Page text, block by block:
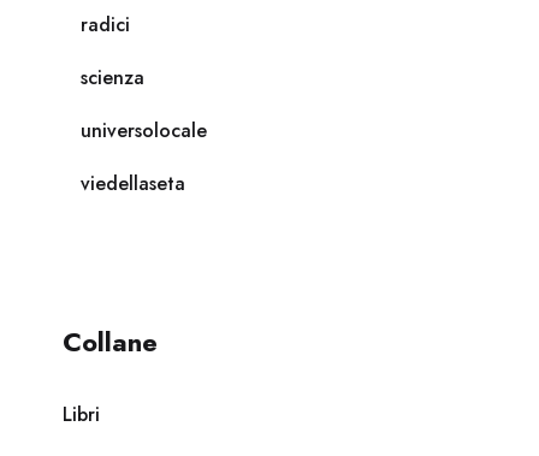
radici
scienza
universolocale
viedellaseta
Collane
Libri